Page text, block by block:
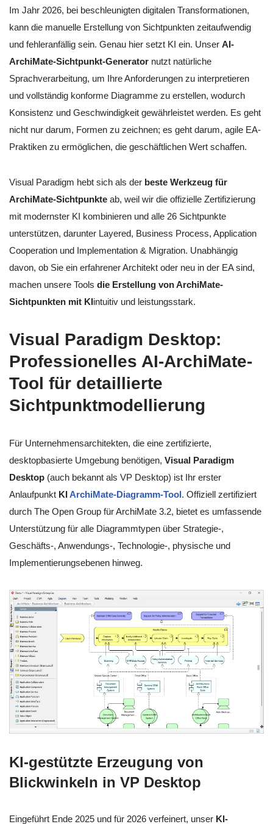
Im Jahr 2026, bei beschleunigten digitalen Transformationen,
kann die manuelle Erstellung von Sichtpunkten zeitaufwendig
und fehleranfällig sein. Genau hier setzt KI ein. Unser AI-
ArchiMate-Sichtpunkt-Generator nutzt natürliche
Sprachverarbeitung, um Ihre Anforderungen zu interpretieren
und vollständig konforme Diagramme zu erstellen, wodurch
Konsistenz und Geschwindigkeit gewährleistet werden. Es geht
nicht nur darum, Formen zu zeichnen; es geht darum, agile EA-
Praktiken zu ermöglichen, die geschäftlichen Wert schaffen.
Visual Paradigm hebt sich als der beste Werkzeug für
ArchiMate-Sichtpunkte ab, weil wir die offizielle Zertifizierung
mit modernster KI kombinieren und alle 26 Sichtpunkte
unterstützen, darunter Layered, Business Process, Application
Cooperation und Implementation & Migration. Unabhängig
davon, ob Sie ein erfahrener Architekt oder neu in der EA sind,
machen unsere Tools die Erstellung von ArchiMate-
Sichtpunkten mit KIintuitiv und leistungsstark.
Visual Paradigm Desktop:
Professionelles AI-ArchiMate-
Tool für detaillierte
Sichtpunktmodellierung
Für Unternehmensarchitekten, die eine zertifizierte,
desktopbasierte Umgebung benötigen, Visual Paradigm
Desktop (auch bekannt als VP Desktop) ist Ihr erster
Anlaufpunkt KIArchiMate-Diagramm-Tool. Offiziell zertifiziert
durch The Open Group für ArchiMate 3.2, bietet es umfassende
Unterstützung für alle Diagrammtypen über Strategie-,
Geschäfts-, Anwendungs-, Technologie-, physische und
Implementierungsebenen hinweg.
KI-gestützte Erzeugung von
Blickwinkeln in VP Desktop
Eingeführt Ende 2025 und für 2026 verfeinert, unser KI-